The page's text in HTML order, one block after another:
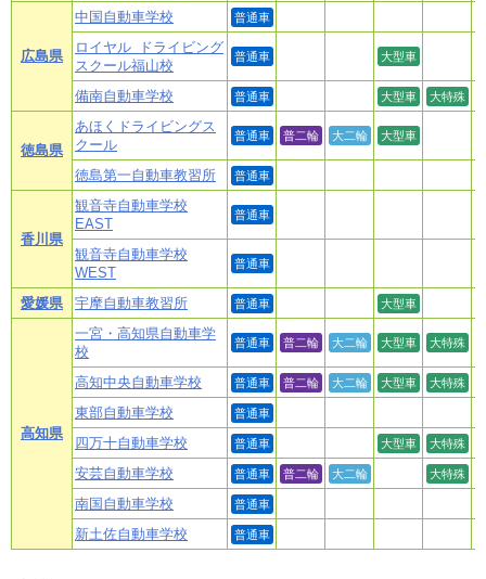
広島県
中国自動車学校 普通車
ロイヤル ドライビング
スクール福山校
普通車 大型車
備南自動車学校 普通車 大型車 大特殊
徳島県
あほくドライビングス
クール
普通車 普二輪 大二輪 大型車
徳島第一自動車教習所 普通車
香川県
観音寺自動車学校
EAST
普通車
観音寺自動車学校
WEST
普通車
愛媛県 宇摩自動車教習所 普通車 大型車
高知県
一宮・高知県自動車学
校
普通車 普二輪 大二輪 大型車 大特殊
高知中央自動車学校 普通車 普二輪 大二輪 大型車 大特殊
東部自動車学校 普通車
四万十自動車学校 普通車 大型車 大特殊
安芸自動車学校 普通車 普二輪 大二輪 大特殊
南国自動車学校 普通車
新土佐自動車学校 普通車